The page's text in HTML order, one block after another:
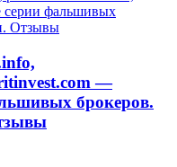
—
брокеров.